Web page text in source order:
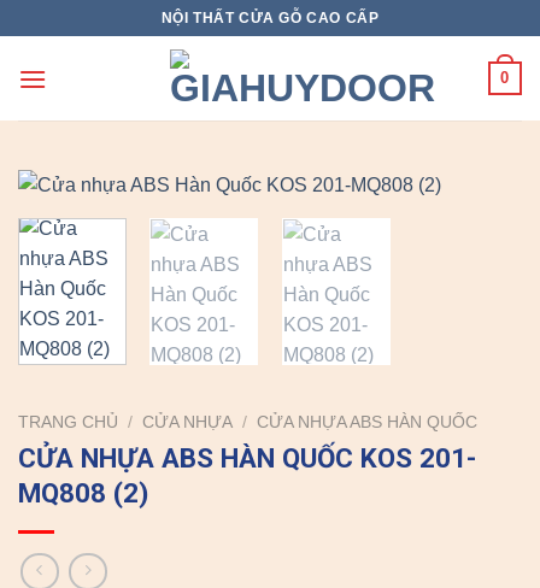
content
NỘI THẤT CỬA GỖ CAO CẤP
0
TRANG CHỦ / CỬA NHỰA / CỬA NHỰA ABS HÀN QUỐC
CỬA NHỰA ABS HÀN QUỐC KOS 201-
MQ808 (2)